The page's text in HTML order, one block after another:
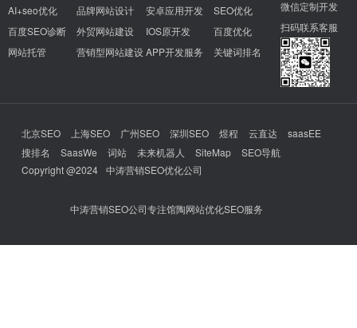
AI+seo优化
百度SEO诊断
网站托管
品牌网站设计
外贸网站建设
营销型网站建设
安卓应用开发
IOS原开发
APP开发服务
SEO优化
百度优化
关键词排名
微信定制开发
扫码联系客服
北京SEO 上海SEO 广州SEO 深圳SEO 煜程 云直达
saasEE
搜排名
SaasWe 词站 未来机器人 SiteMap
SEO导航
Copyright @2024 中涛营销SEO优化公司
中涛营销SEO公司专注馆陶网站优化SEO服务